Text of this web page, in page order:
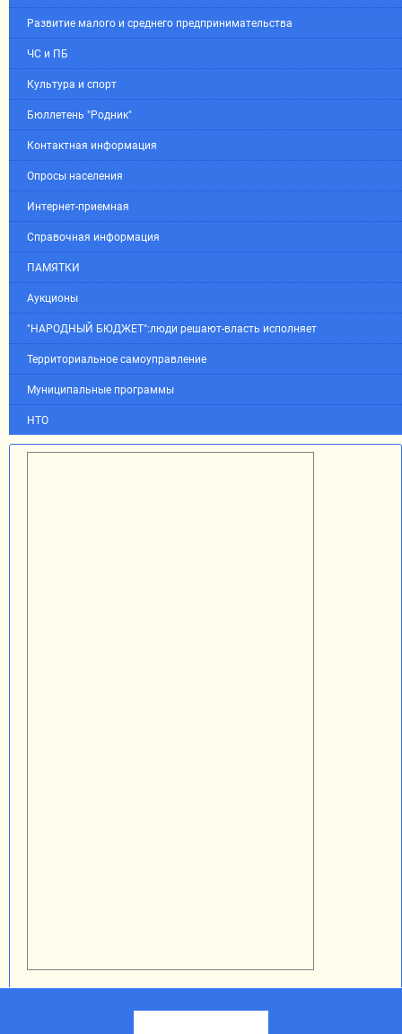
Развитие малого и среднего предпринимательства
ЧС и ПБ
Культура и спорт
Бюллетень "Родник"
Контактная информация
Опросы населения
Интернет-приемная
Справочная информация
ПАМЯТКИ
Аукционы
"НАРОДНЫЙ БЮДЖЕТ":люди решают-власть исполняет
Территориальное самоуправление
Муниципальные программы
НТО